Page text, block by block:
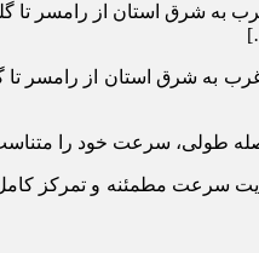
به شرق استان از رامسر تا
به شرق استان از رامسر
طولی، سرعت خود را
15 دقیقه‌ای پس از هر دو ساعت رانندگی،